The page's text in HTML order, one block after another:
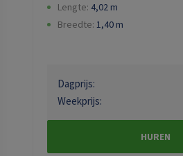
Lengte: 4,02 m
Breedte: 1,40 m
Dagprijs:
Weekprijs:
HUREN